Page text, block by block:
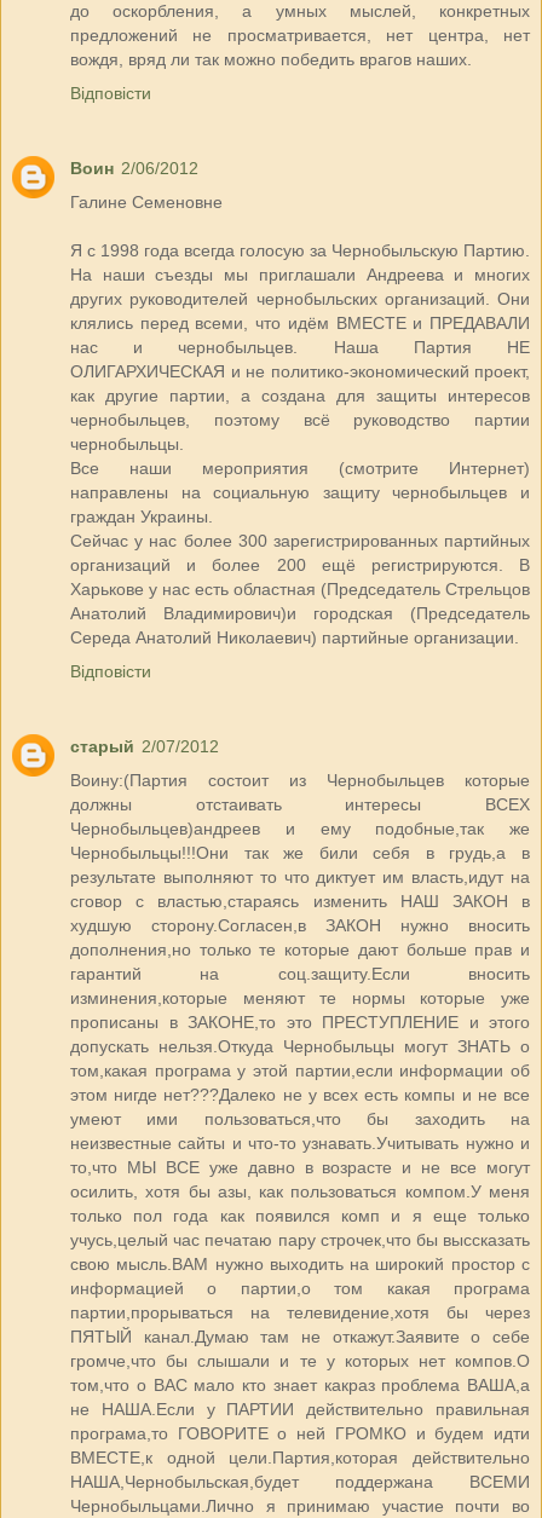
до оскорбления, а умных мыслей, конкретных
предложений не просматривается, нет центра, нет
вождя, вряд ли так можно победить врагов наших.
Відповісти
Воин 2/06/2012
Галине Семеновне
Я с 1998 года всегда голосую за Чернобыльскую Партию.
На наши съезды мы приглашали Андреева и многих
других руководителей чернобыльских организаций. Они
клялись перед всеми, что идём ВМЕСТЕ и ПРЕДАВАЛИ
нас и чернобыльцев. Наша Партия НЕ
ОЛИГАРХИЧЕСКАЯ и не политико-экономический проект,
как другие партии, а создана для защиты интересов
чернобыльцев, поэтому всё руководство партии
чернобыльцы.
Все наши мероприятия (смотрите Интернет)
направлены на социальную защиту чернобыльцев и
граждан Украины.
Сейчас у нас более 300 зарегистрированных партийных
организаций и более 200 ещё регистрируются. В
Харькове у нас есть областная (Председатель Стрельцов
Анатолий Владимирович)и городская (Председатель
Середа Анатолий Николаевич) партийные организации.
Відповісти
старый 2/07/2012
Воину:(Партия состоит из Чернобыльцев которые
должны отстаивать интересы ВСЕХ
Чернобыльцев)андреев и ему подобные,так же
Чернобыльцы!!!Они так же били себя в грудь,а в
результате выполняют то что диктует им власть,идут на
сговор с властью,стараясь изменить НАШ ЗАКОН в
худшую сторону.Согласен,в ЗАКОН нужно вносить
дополнения,но только те которые дают больше прав и
гарантий на соц.защиту.Если вносить
изминения,которые меняют те нормы которые уже
прописаны в ЗАКОНЕ,то это ПРЕСТУПЛЕНИЕ и этого
допускать нельзя.Откуда Чернобыльцы могут ЗНАТЬ о
том,какая програма у этой партии,если информации об
этом нигде нет???Далеко не у всех есть компы и не все
умеют ими пользоваться,что бы заходить на
неизвестные сайты и что-то узнавать.Учитывать нужно и
то,что МЫ ВСЕ уже давно в возрасте и не все могут
осилить, хотя бы азы, как пользоваться компом.У меня
только пол года как появился комп и я еще только
учусь,целый час печатаю пару строчек,что бы выссказать
свою мысль.ВАМ нужно выходить на широкий простор с
информацией о партии,о том какая програма
партии,прорываться на телевидение,хотя бы через
ПЯТЫЙ канал.Думаю там не откажут.Заявите о себе
громче,что бы слышали и те у которых нет компов.О
том,что о ВАС мало кто знает какраз проблема ВАША,а
не НАША.Если у ПАРТИИ действительно правильная
програма,то ГОВОРИТЕ о ней ГРОМКО и будем идти
ВМЕСТЕ,к одной цели.Партия,которая действительно
НАША,Чернобыльская,будет поддержана ВСЕМИ
Чернобыльцами.Лично я принимаю участие почти во